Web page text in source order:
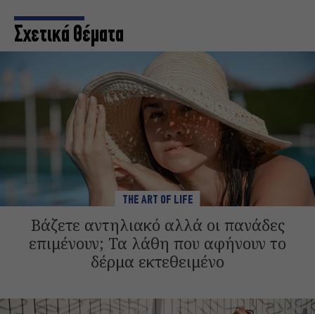
Σχετικά Θέματα
THE ART OF LIFE
Βάζετε αντηλιακό αλλά οι πανάδες
επιμένουν; Τα λάθη που αφήνουν το
δέρμα εκτεθειμένο